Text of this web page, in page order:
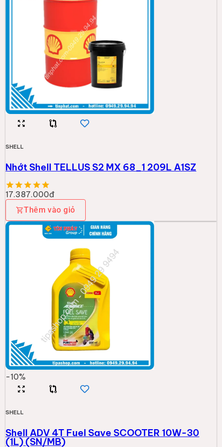
SHELL
Nhớt Shell TELLUS S2 MX 68_1 209L A1SZ
17.387.000đ
Thêm vào giỏ
-10%
SHELL
Shell ADV 4T Fuel Save SCOOTER 10W-30
(1L) (SN/MB)